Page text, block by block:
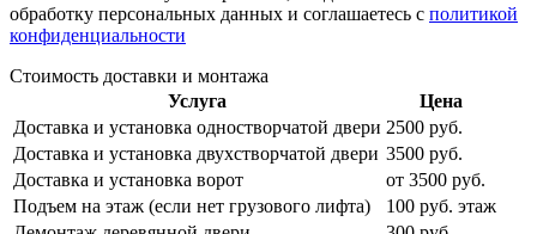
обработку персональных данных и соглашаетесь с политикой
конфиденциальности
Стоимость доставки и монтажа
Услуга
Цена
Доставка и установка одностворчатой двери 2500 руб.
Доставка и установка двухстворчатой двери 3500 руб.
Доставка и установка ворот
от 3500 руб.
Подъем на этаж (если нет грузового лифта)
100 руб. этаж